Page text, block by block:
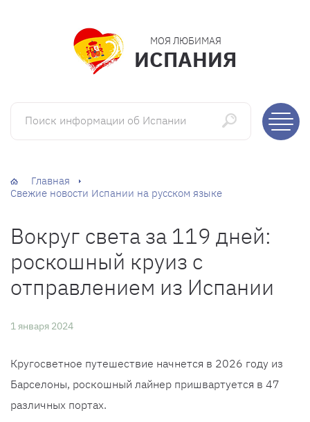
МОЯ ЛЮБИМАЯ
ИСПАНИЯ
Поиск информации об Испании
Главная
Свежие новости Испании на русском языке
Вокруг света за 119 дней:
роскошный круиз с
отправлением из Испании
1 января 2024
Кругосветное путешествие начнется в 2026 году из
Барселоны, роскошный лайнер пришвартуется в 47
различных портах.